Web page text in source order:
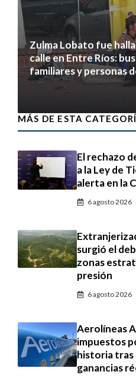
Zulma Lobato fue
calle en Entre Ríos:
familiares y personas
6 agosto 2026
MÁS DE ESTA
El rechazo
a la Ley de
alerta en la
6 agosto 2026
surgió el
zonas
presión
6 agosto 2026
Aerolíneas
impuestos
historia tras
ganancias